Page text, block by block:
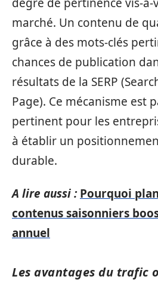
marché. Un contenu de
grâce à des mots-clés
chances de publication
résultats de la SERP
Page). Ce mécanisme est
pertinent pour les
à établir un
durable.
A lire aussi : Pourquoi
contenus saisonniers
annuel
Les avantages du trafic